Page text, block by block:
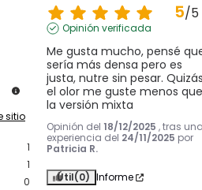
sitio
1
1
0
5/5
Opinión verificada
Me gusta mucho, pensé
sería más densa pero es
justa, nutre sin pesar.
el olor me guste menos que
la versión mixta
Opinión del 18/12/2025 , tras
experiencia del 24/11/2025 por
Patricia R.
Útil(0) Informe